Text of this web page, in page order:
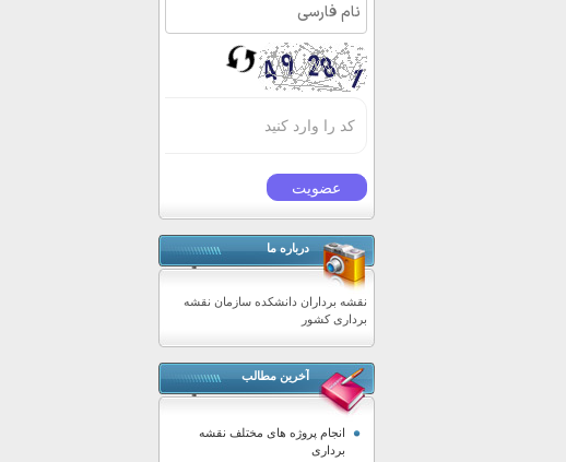
درباره ما
نقشه برداران دانشکده سازمان نقشه
برداری کشور
آخرین مطالب
انجام پروژه های مختلف نقشه
برداری